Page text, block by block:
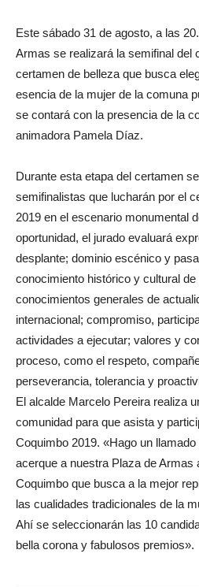
Este sábado 31 de agosto, a las
Armas se realizará la semifinal del
certamen de belleza que busca
esencia de la mujer de la comuna
se contará con la presencia de la
animadora Pamela Díaz.
Durante esta etapa del certamen
semifinalistas que lucharán por el
2019 en el escenario monumental
oportunidad, el jurado evaluará
desplante; dominio escénico y
conocimiento histórico y cultural
conocimientos generales de
internacional; compromiso,
actividades a ejecutar; valores y
proceso, como el respeto,
perseverancia, tolerancia y
El alcalde Marcelo Pereira realiza
comunidad para que asista y
Coquimbo 2019. «Hago un
acerque a nuestra Plaza de Armas
Coquimbo que busca a la mejor
las cualidades tradicionales de la
Ahí se seleccionarán las 10
bella corona y fabulosos premios».